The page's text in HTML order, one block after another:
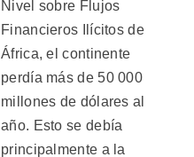
Nivel sobre Flujos
Financieros Ilícitos de
África, el continente
perdía más de 50 000
millones de dólares al
año. Esto se debía
principalmente a la